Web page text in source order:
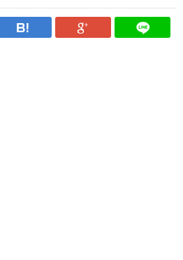
Facebook はてなブックマーク
Google